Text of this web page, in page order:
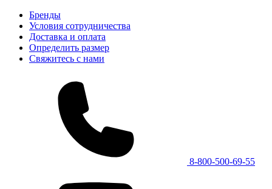
Бренды
Условия сотрудничества
Доставка и оплата
Определить размер
Свяжитесь с нами
8-800-500-69-55